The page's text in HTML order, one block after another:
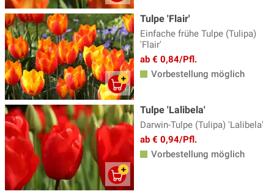
Tulpe 'Flair'
Einfache frühe Tulpe (Tulipa)
'Flair'
ab € 0,84/Pfl.
Vorbestellung möglich
Tulpe 'Lalibela'
Darwin-Tulpe (Tulipa) 'Lalibela'
ab € 0,94/Pfl.
Vorbestellung möglich